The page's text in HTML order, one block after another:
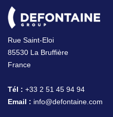
Rue Saint-Eloi
85530 La Bruffière
France
Tél : +33 2 51 45 94 94
Email : info@defontaine.com